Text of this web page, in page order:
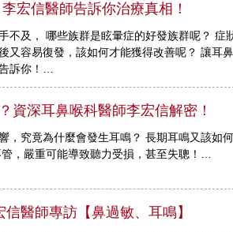
宏信醫師告訴你治療真相！
不及， 哪些族群是眩暈症的好發族群呢？ 症
又容易復發，該如何才能獲得改善呢？ 讓耳鼻
訴你！…
資深耳鼻喉科醫師李宏信解密！
，究竟為什麼會發生耳鳴？ 長期耳鳴又該如何
，嚴重可能導致聽力受損，甚至失聰！…
醫師專訪【鼻過敏、耳鳴】